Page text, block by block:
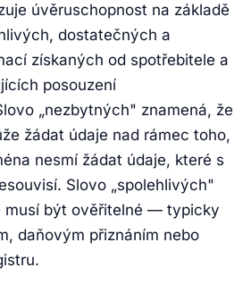
úvěruschopnost na základě
dostatečných a
získaných od spotřebitele a
posouzení
„nezbytných" znamená, že
žádat údaje nad rámec toho,
nesmí žádat údaje, které s
Slovo „spolehlivých"
musí být ověřitelné — typicky
daňovým přiznáním nebo